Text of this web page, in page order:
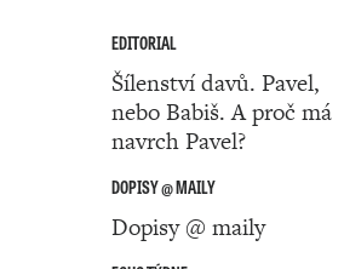
EDITORIAL
Šílenství davů. Pavel,
nebo Babiš. A proč má
navrch Pavel?
DOPISY @ MAILY
Dopisy @ maily